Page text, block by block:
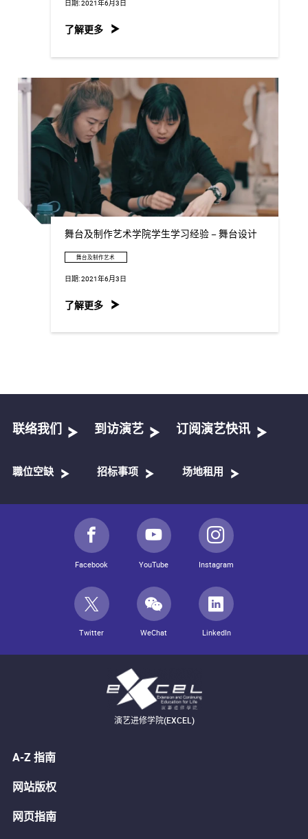
日期:2021年6月3日
了解更多
舞台及制作艺术学院学生学习经验 – 舞台设计
舞台及制作艺术
日期:2021年6月3日
了解更多
联络我们 到访演艺 订阅演艺快讯
職位空缺 招标事项 场地租用
Facebook YouTube Instagram
Twitter WeChat LinkedIn
演艺进修学院(EXCEL)
A-Z 指南
网站版权
网页指南